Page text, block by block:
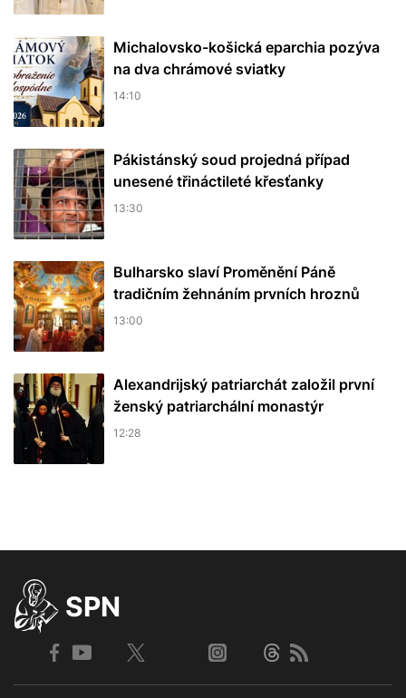
Michalovsko-košická eparchia pozýva
na dva chrámové sviatky
14:10
Pákistánský soud projedná případ
unesené třináctileté křesťanky
13:30
Bulharsko slaví Proměnění Páně
tradičním žehnáním prvních hroznů
13:00
Alexandrijský patriarchát založil první
ženský patriarchální monastýr
12:28
SPN